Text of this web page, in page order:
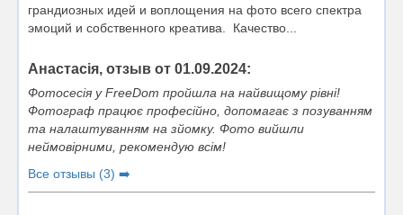
грандиозных идей и воплощения на фото всего спектра
эмоций и собственного креатива. Качество...
Анастасія, отзыв от 01.09.2024:
Фотосесія у FreeDom пройшла на найвищому рівні!
Фотограф працює професійно, допомагає з позуванням
та налаштуванням на зйомку. Фото вийшли
неймовірними, рекомендую всім!
Все отзывы (3) ➡️